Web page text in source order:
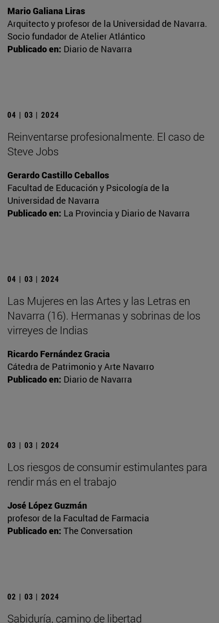
Mario Galiana Liras
Arquitecto y profesor de la Universidad de Navarra.
Socio fundador de Atelier Atlántico
Publicado en: Diario de Navarra
04 | 03 | 2024
Reinventarse profesionalmente. El caso de
Steve Jobs
Gerardo Castillo Ceballos
Facultad de Educación y Psicología de la
Universidad de Navarra
Publicado en: La Provincia y Diario de Navarra
04 | 03 | 2024
Las Mujeres en las Artes y las Letras en
Navarra (16). Hermanas y sobrinas de los
virreyes de Indias
Ricardo Fernández Gracia
Cátedra de Patrimonio y Arte Navarro
Publicado en: Diario de Navarra
03 | 03 | 2024
Los riesgos de consumir estimulantes para
rendir más en el trabajo
José López Guzmán
profesor de la Facultad de Farmacia
Publicado en: The Conversation
02 | 03 | 2024
Sabiduría, camino de libertad